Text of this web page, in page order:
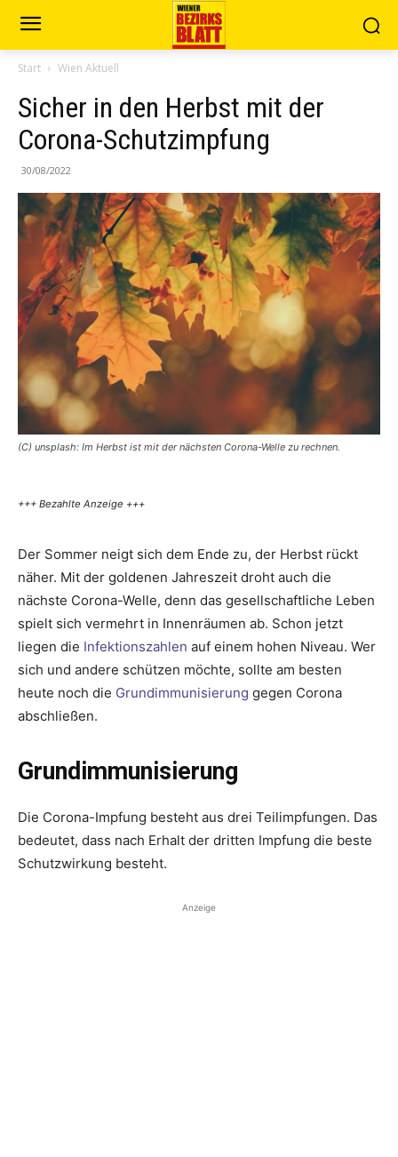
Start Wien Aktuell
Sicher in den Herbst mit der
Corona-Schutzimpfung
30/08/2022
(C) unsplash: Im Herbst ist mit der nächsten Corona-Welle zu rechnen.
+++ Bezahlte Anzeige +++
Der Sommer neigt sich dem Ende zu, der Herbst rückt
näher. Mit der goldenen Jahreszeit droht auch die
nächste Corona-Welle, denn das gesellschaftliche Leben
spielt sich vermehrt in Innenräumen ab. Schon jetzt
liegen die Infektionszahlen auf einem hohen Niveau. Wer
sich und andere schützen möchte, sollte am besten
heute noch die Grundimmunisierung gegen Corona
abschließen.
Grundimmunisierung
Die Corona-Impfung besteht aus drei Teilimpfungen. Das
bedeutet, dass nach Erhalt der dritten Impfung die beste
Schutzwirkung besteht.
Anzeige